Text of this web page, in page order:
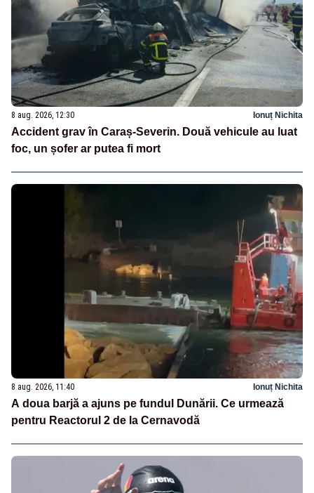
8 aug. 2026, 12:30 Ionuț Nichita
Accident grav în Caraș-Severin. Două vehicule au luat
foc, un șofer ar putea fi mort
8 aug. 2026, 11:40 Ionuț Nichita
A doua barjă a ajuns pe fundul Dunării. Ce urmează
pentru Reactorul 2 de la Cernavodă